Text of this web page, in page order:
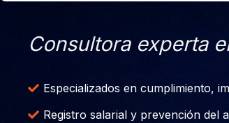
Consultora experta
Especializados en cumplimiento,
Registro salarial y prevención del